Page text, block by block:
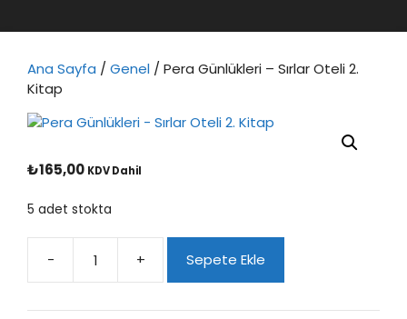
Ana Sayfa / Genel / Pera Günlükleri – Sırlar Oteli 2.
Kitap
₺165,00 KDV Dahil
5 adet stokta
-
Pera
Günlükleri
-
+ Sepete Ekle